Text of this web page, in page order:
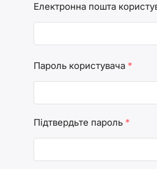
Електронна пошта
Пароль користувача *
Підтвердьте пароль *